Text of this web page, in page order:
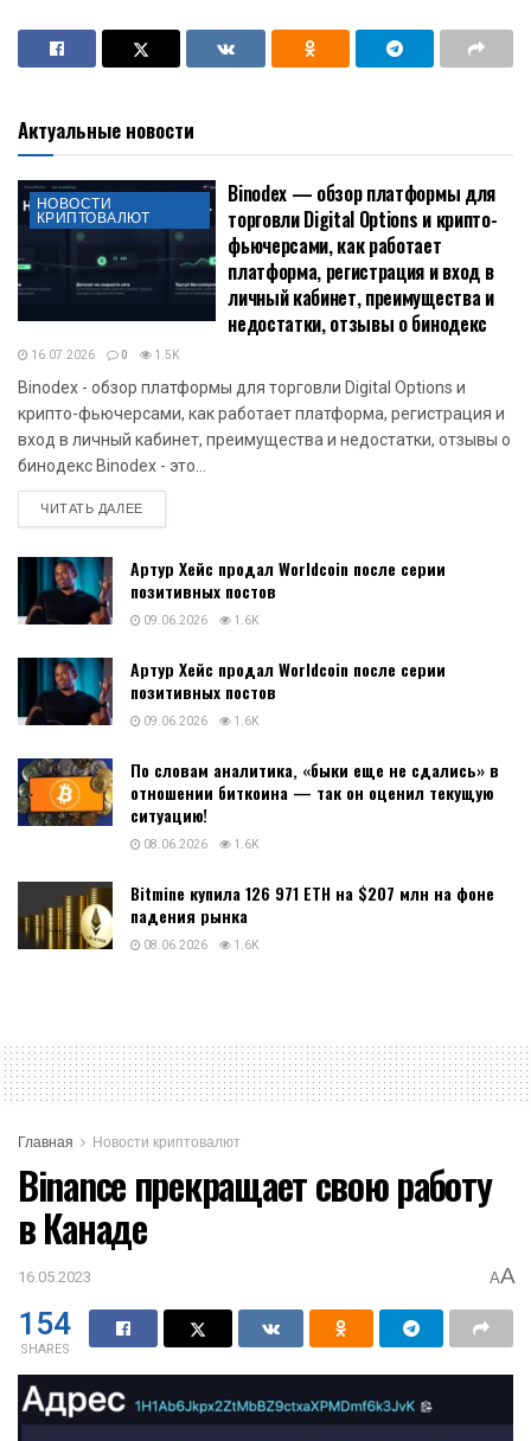
Актуальные новости
НОВОСТИ
КРИПТОВАЛЮТ
Binodex — обзор платформы для
торговли Digital Options и крипто-
фьючерсами, как работает
платформа, регистрация и вход в
личный кабинет, преимущества и
недостатки, отзывы о бинодекс
16.07.2026 0 1.5K
Binodex - обзор платформы для торговли Digital Options и
крипто-фьючерсами, как работает платформа, регистрация и
вход в личный кабинет, преимущества и недостатки, отзывы о
бинодекс Binodex - это...
ЧИТАТЬ ДАЛЕЕDETAILS
Артур Хейс продал Worldcoin после серии
позитивных постов
09.06.2026 1.6K
Артур Хейс продал Worldcoin после серии
позитивных постов
09.06.2026 1.6K
По словам аналитика, «быки еще не сдались» в
отношении биткоина — так он оценил текущую
ситуацию!
08.06.2026 1.6K
Bitmine купила 126 971 ETH на $207 млн на фоне
падения рынка
08.06.2026 1.6K
Главная Новости криптовалют
Binance прекращает свою работу
в Канаде
16.05.2023 AA
154
SHARES